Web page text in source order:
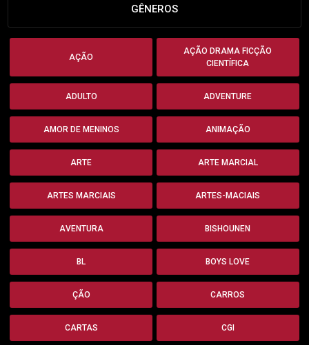
GÊNEROS
AÇÃO
AÇÃO DRAMA FICÇÃO
CIENTÍFICA
ADULTO ADVENTURE
AMOR DE MENINOS ANIMAÇÃO
ARTE ARTE MARCIAL
ARTES MARCIAIS ARTES-MACIAIS
AVENTURA BISHOUNEN
BL BOYS LOVE
ÇÃO CARROS
CARTAS CGI